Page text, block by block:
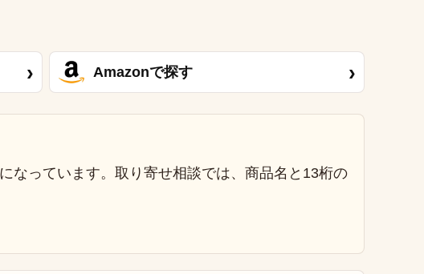
› Amazonで探す ›
なっています。取り寄せ相談では、商品名と13桁の